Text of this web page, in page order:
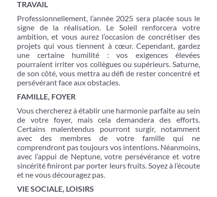
TRAVAIL
Professionnellement, l’année 2025 sera placée sous le
signe de la réalisation. Le Soleil renforcera votre
ambition, et vous aurez l’occasion de concrétiser des
projets qui vous tiennent à cœur. Cependant, gardez
une certaine humilité : vos exigences élevées
pourraient irriter vos collègues ou supérieurs. Saturne,
de son côté, vous mettra au défi de rester concentré et
persévérant face aux obstacles.
FAMILLE, FOYER
Vous chercherez à établir une harmonie parfaite au sein
de votre foyer, mais cela demandera des efforts.
Certains malentendus pourront surgir, notamment
avec des membres de votre famille qui ne
comprendront pas toujours vos intentions. Néanmoins,
avec l’appui de Neptune, votre persévérance et votre
sincérité finiront par porter leurs fruits. Soyez à l’écoute
et ne vous découragez pas.
VIE SOCIALE, LOISIRS